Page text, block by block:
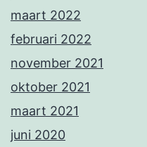
maart 2022
februari 2022
november 2021
oktober 2021
maart 2021
juni 2020